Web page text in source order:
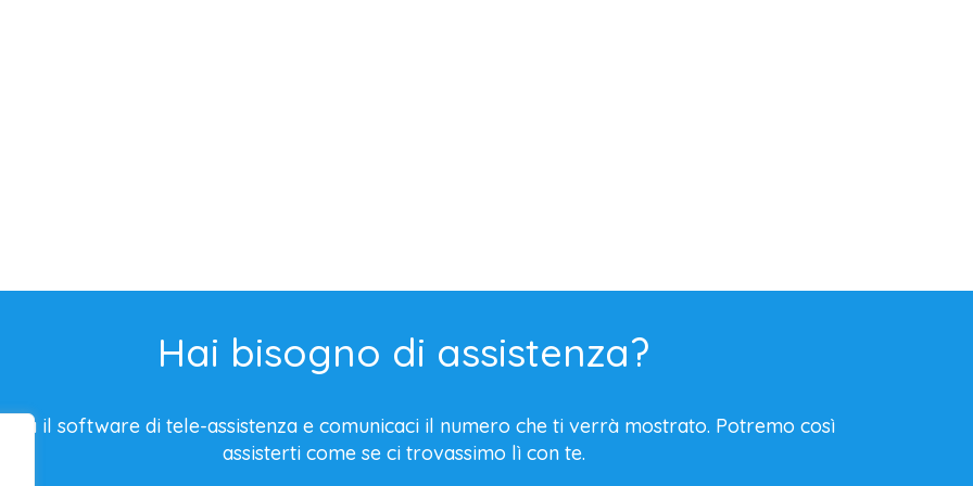
Hai bisogno di assistenza?
il software di tele-assistenza e comunicaci il numero che ti verrà mostrato. Potremo così
assisterti come se ci trovassimo lì con te.